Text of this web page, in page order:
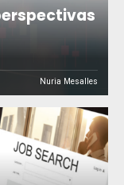
Nuria Mesalles